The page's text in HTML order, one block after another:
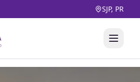
SJP, PR